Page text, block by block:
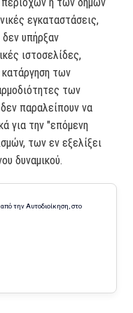
εγκαταστάσεις,
υπήρξαν
ιστοσελίδες,
κατάργηση των
των
παραλείπουν να
για την "επόμενη
των εν εξελίξει
δυναμικού.
την Αυτοδιοίκηση, στο